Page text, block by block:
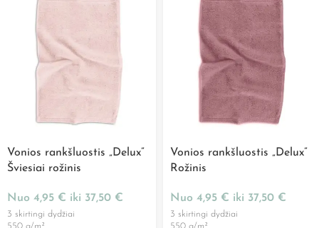
Vonios rankšluostis „Delux”
Šviesiai rožinis
Nuo 4,95 € iki 37,50 €
3 skirtingi dydžiai
Vonios rankšluostis „Delux”
Rožinis
Nuo 4,95 € iki 37,50 €
3 skirtingi dydžiai